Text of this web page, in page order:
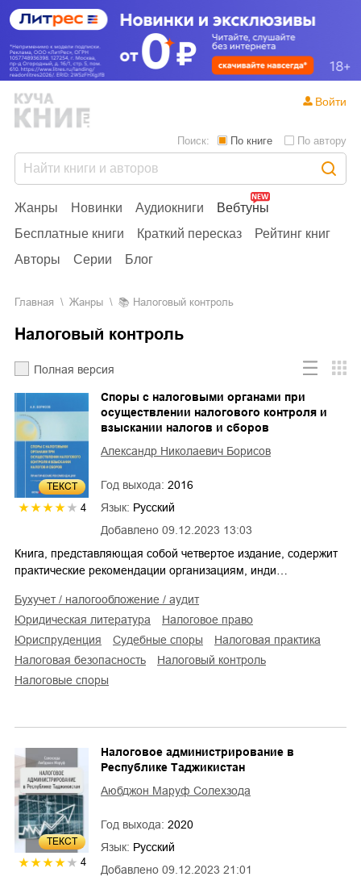
Жанры Новинки Аудиокниги
Вебтуны
Бесплатные книги
Краткий пересказ
Рейтинг книг
Авторы
Серии Блог
Поиск: По книге По автору
Войти
Главная Жанры Налоговый контроль
Налоговый контроль
Полная версия
ТЕКСТ
4
Добавлено 09.12.2023 13:03
Споры с налоговыми органами при
осуществлении налогового контроля и
взыскании налогов и сборов
Александр Николаевич Борисов
Год выхода: 2016
Язык: Русский
Книга, представляющая собой четвертое издание, содержит
практические рекомендации организациям, инди…
бухучет / налогообложение / аудит
юридическая литература
налоговое право
юриспруденция
судебные споры
налоговая практика
налоговая безопасность
налоговый контроль
налоговые споры
ТЕКСТ
4
Добавлено 09.12.2023 21:01
Налоговое администрирование в
Республике Таджикистан
Аюбджон Маруф Солехзода
Год выхода: 2020
Язык: Русский